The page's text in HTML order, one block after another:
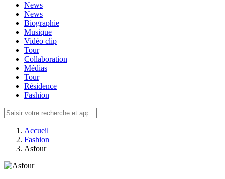
News
News
Biographie
Musique
Vidéo clip
Tour
Collaboration
Médias
Tour
Résidence
Fashion
Accueil
Fashion
Asfour